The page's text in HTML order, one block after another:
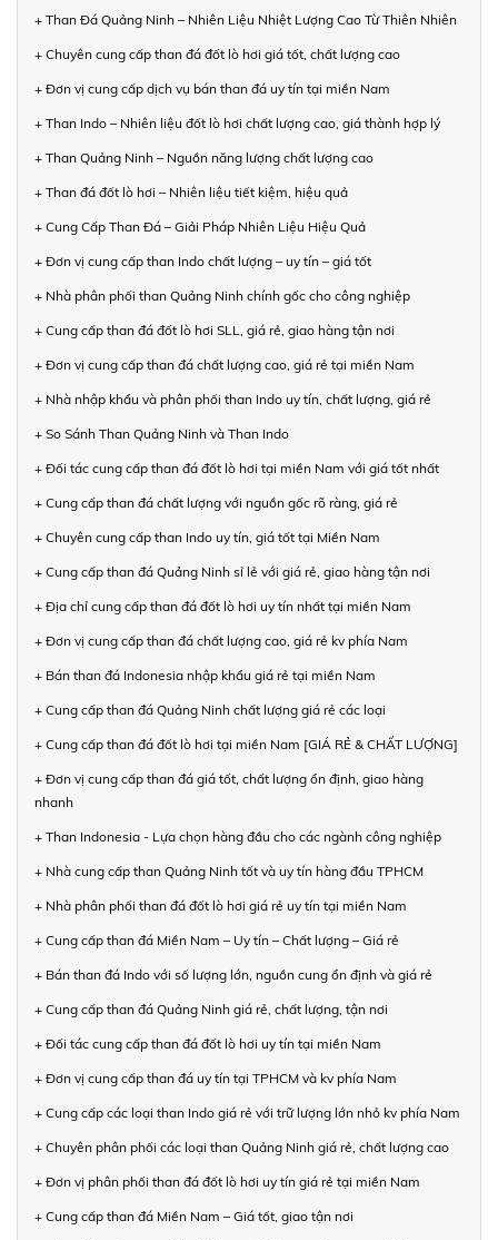
+ Than Đá Quảng Ninh – Nhiên Liệu Nhiệt Lượng Cao Từ Thiên Nhiên
+ Chuyên cung cấp than đá đốt lò hơi giá tốt, chất lượng cao
+ Đơn vị cung cấp dịch vụ bán than đá uy tín tại miền Nam
+ Than Indo – Nhiên liệu đốt lò hơi chất lượng cao, giá thành hợp lý
+ Than Quảng Ninh – Nguồn năng lượng chất lượng cao
+ Than đá đốt lò hơi – Nhiên liệu tiết kiệm, hiệu quả
+ Cung Cấp Than Đá – Giải Pháp Nhiên Liệu Hiệu Quả
+ Đơn vị cung cấp than Indo chất lượng – uy tín – giá tốt
+ Nhà phân phối than Quảng Ninh chính gốc cho công nghiệp
+ Cung cấp than đá đốt lò hơi SLL, giá rẻ, giao hàng tận nơi
+ Đơn vị cung cấp than đá chất lượng cao, giá rẻ tại miền Nam
+ Nhà nhập khẩu và phân phối than Indo uy tín, chất lượng, giá rẻ
+ So Sánh Than Quảng Ninh và Than Indo
+ Đối tác cung cấp than đá đốt lò hơi tại miền Nam với giá tốt nhất
+ Cung cấp than đá chất lượng với nguồn gốc rõ ràng, giá rẻ
+ Chuyên cung cấp than Indo uy tín, giá tốt tại Miền Nam
+ Cung cấp than đá Quảng Ninh sỉ lẻ với giá rẻ, giao hàng tận nơi
+ Địa chỉ cung cấp than đá đốt lò hơi uy tín nhất tại miền Nam
+ Đơn vị cung cấp than đá chất lượng cao, giá rẻ kv phía Nam
+ Bán than đá Indonesia nhập khẩu giá rẻ tại miền Nam
+ Cung cấp than đá Quảng Ninh chất lượng giá rẻ các loại
+ Cung cấp than đá đốt lò hơi tại miền Nam [GIÁ RẺ & CHẤT LƯỢNG]
+ Đơn vị cung cấp than đá giá tốt, chất lượng ổn định, giao hàng
nhanh
+ Than Indonesia - Lựa chọn hàng đầu cho các ngành công nghiệp
+ Nhà cung cấp than Quảng Ninh tốt và uy tín hàng đầu TPHCM
+ Nhà phân phối than đá đốt lò hơi giá rẻ uy tín tại miền Nam
+ Cung cấp than đá Miền Nam – Uy tín – Chất lượng – Giá rẻ
+ Bán than đá Indo với số lượng lớn, nguồn cung ổn định và giá rẻ
+ Cung cấp than đá Quảng Ninh giá rẻ, chất lượng, tận nơi
+ Đối tác cung cấp than đá đốt lò hơi uy tín tại miền Nam
+ Đơn vị cung cấp than đá uy tín tại TPHCM và kv phía Nam
+ Cung cấp các loại than Indo giá rẻ với trữ lượng lớn nhỏ kv phía Nam
+ Chuyên phân phối các loại than Quảng Ninh giá rẻ, chất lượng cao
+ Đơn vị phân phối than đá đốt lò hơi uy tín giá rẻ tại miền Nam
+ Cung cấp than đá Miền Nam – Giá tốt, giao tận nơi